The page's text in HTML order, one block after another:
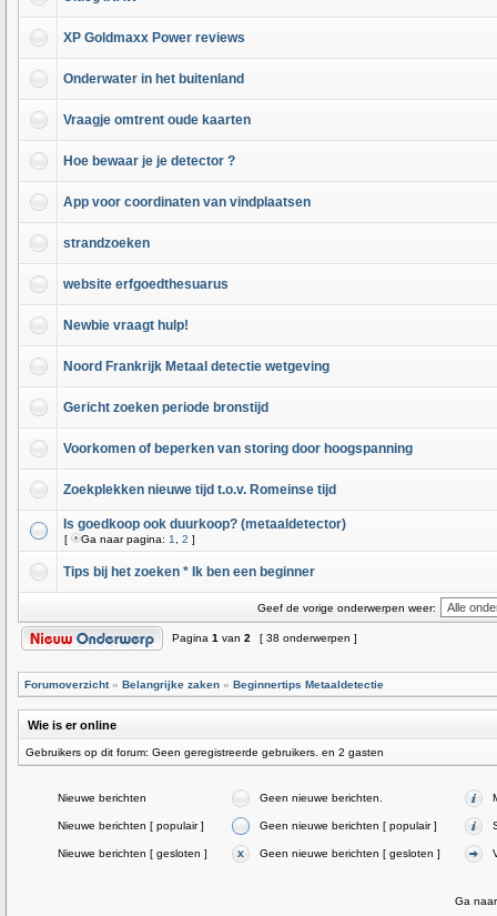
XP Goldmaxx Power reviews
Onderwater in het buitenland
Vraagje omtrent oude kaarten
Hoe bewaar je je detector ?
App voor coordinaten van vindplaatsen
strandzoeken
website erfgoedthesuarus
Newbie vraagt hulp!
Noord Frankrijk Metaal detectie wetgeving
Gericht zoeken periode bronstijd
Voorkomen of beperken van storing door hoogspanning
Zoekplekken nieuwe tijd t.o.v. Romeinse tijd
Is goedkoop ook duurkoop? (metaaldetector)
[ Ga naar pagina: 1 2 ]
Tips bij het zoeken * Ik ben een beginner
Geef de vorige onderwerpen weer:
Pagina 1 van 2 [ 38 onderwerpen ]
Forumoverzicht» Belangrijke zaken » Beginnertips Metaaldetectie
Wie is er online
Gebruikers op dit forum: Geen geregistreerde gebruikers. en 2 gasten
Nieuwe berichten Geen nieuwe berichten.
Nieuwe berichten [ populair ] Geen nieuwe berichten [ populair ]
Nieuwe berichten [ gesloten ] Geen nieuwe berichten [ gesloten ]
Ga